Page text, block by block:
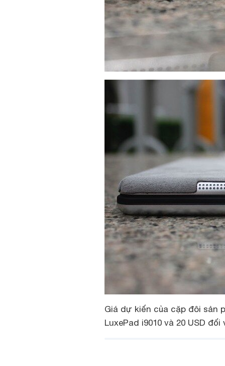
Giá dự kiến của cặp đôi sản
LuxePad i9010 và 20 USD đối